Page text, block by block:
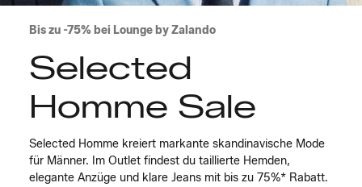
Bis zu -75% bei Lounge by Zalando
Selected
Homme Sale
Selected Homme kreiert markante skandinavische Mode
für Männer. Im Outlet findest du taillierte Hemden,
elegante Anzüge und klare Jeans mit bis zu 75%* Rabatt.